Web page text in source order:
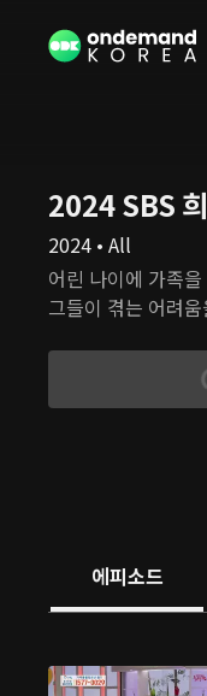
2024 SBS
2024 • All
어린 나이에 가족
그들이 겪는 어려
에피소드